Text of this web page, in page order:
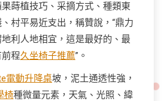
蒔植技巧、采摘方式、種類東
村平易近支出，稱贊說，“鼎力
利人地相宜，這是最好的、最
程久坐椅子推薦”。
電動升降桌坡，泥土通透性強，
椅種微量元素，天氣、光照、緯